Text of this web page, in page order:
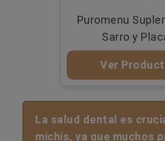
Puromenu
Sarro y
Ver
La salud dental es
michis, ya que muchos